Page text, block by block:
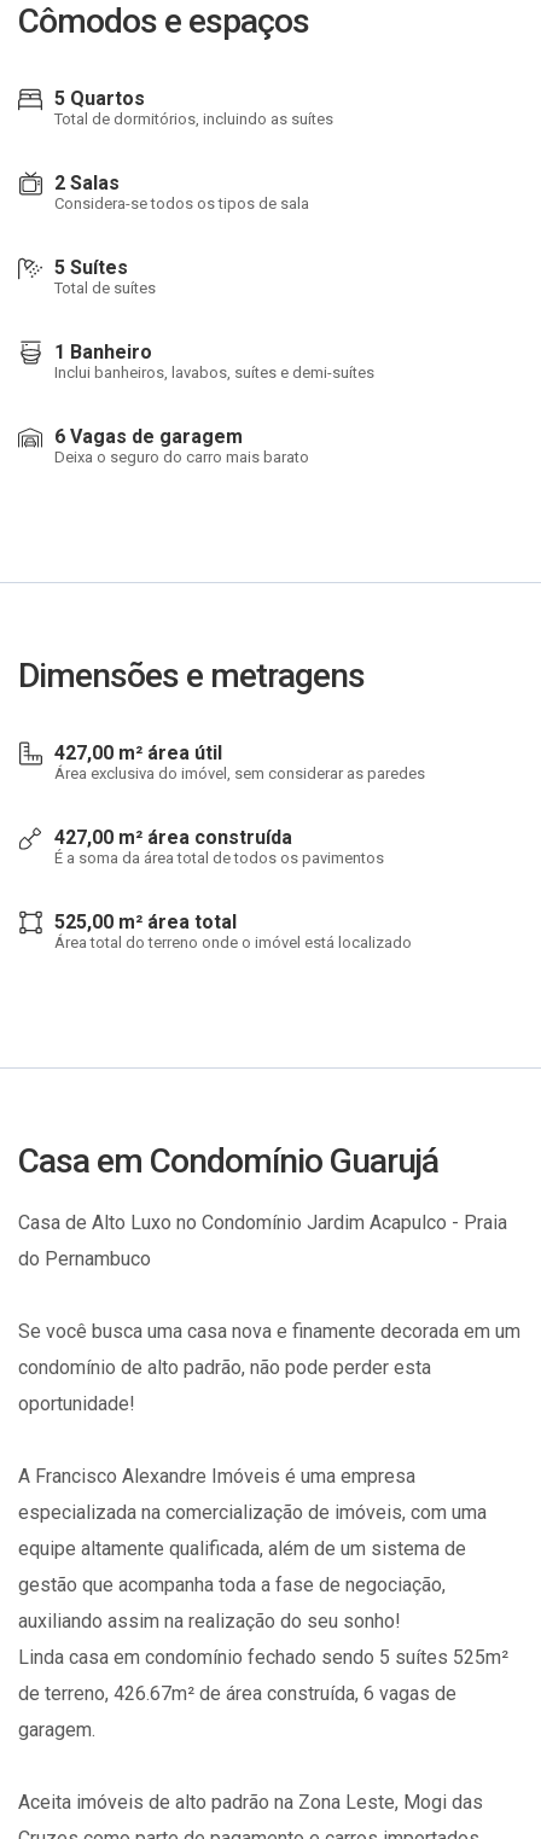
Cômodos e espaços
5 Quartos
Total de dormitórios, incluindo as suítes
2 Salas
Considera-se todos os tipos de sala
5 Suítes
Total de suítes
1 Banheiro
Inclui banheiros, lavabos, suítes e demi-suítes
6 Vagas de garagem
Deixa o seguro do carro mais barato
Dimensões e metragens
427,00 m² área útil
Área exclusiva do imóvel, sem considerar as paredes
427,00 m² área construída
É a soma da área total de todos os pavimentos
525,00 m² área total
Área total do terreno onde o imóvel está localizado
Casa em Condomínio Guarujá
Casa de Alto Luxo no Condomínio Jardim Acapulco - Praia
do Pernambuco
Se você busca uma casa nova e finamente decorada em um
condomínio de alto padrão, não pode perder esta
oportunidade!
A Francisco Alexandre Imóveis é uma empresa
especializada na comercialização de imóveis, com uma
equipe altamente qualificada, além de um sistema de
gestão que acompanha toda a fase de negociação,
auxiliando assim na realização do seu sonho!
Linda casa em condomínio fechado sendo 5 suítes 525m²
de terreno, 426.67m² de área construída, 6 vagas de
garagem.
Aceita imóveis de alto padrão na Zona Leste, Mogi das